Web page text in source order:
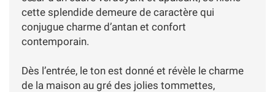
cette splendide demeure de caractère qui
conjugue charme d’antan et confort
contemporain.
Dès l’entrée, le ton est donné et révèle le charme
de la maison au gré des jolies tommettes,